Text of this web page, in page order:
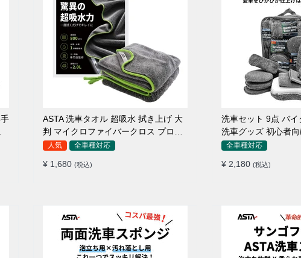
ASTA 洗車タオル 超吸水 拭き上げ 大
判 マイクロファイバークロス プロ仕
様 水拭き 窓拭き 洗車 業務用 タオル
洗車クロス
人気 全車種対応
¥ 1,680 (税込)
洗車セット 9点 バ
洗車グッズ 初心者
ポンジ タオル グロ
拭き・水拭き対応
全車種対応
¥ 2,180 (税込)